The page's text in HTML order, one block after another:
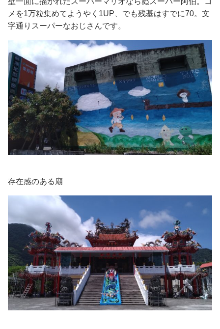
メを1万粒集めてようやく1UP、でも残基はすでに70。文
字通りスーパーなおじさんです。
存在感のある廟